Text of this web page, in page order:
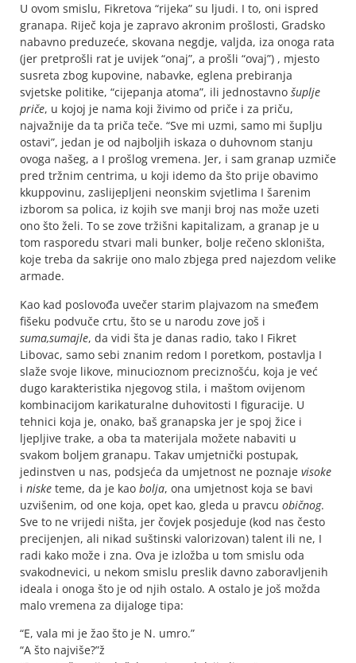
U ovom smislu, Fikretova “rijeka” su ljudi. I to, oni ispred
granapa. Riječ koja je zapravo akronim prošlosti, Gradsko
nabavno preduzeće, skovana negdje, valjda, iza onoga rata
(jer pretprošli rat je uvijek “onaj”, a prošli “ovaj”) , mjesto
susreta zbog kupovine, nabavke, eglena prebiranja
svjetske politike, “cijepanja atoma”, ili jednostavno šuplje
priče, u kojoj je nama koji živimo od priče i za priču,
najvažnije da ta priča teče. “Sve mi uzmi, samo mi šuplju
ostavi”, jedan je od najboljih iskaza o duhovnom stanju
ovoga našeg, a I prošlog vremena. Jer, i sam granap uzmiče
pred tržnim centrima, u koji idemo da što prije obavimo
kkuppovinu, zaslijepljeni neonskim svjetlima I šarenim
izborom sa polica, iz kojih sve manji broj nas može uzeti
ono što želi. To se zove tržišni kapitalizam, a granap je u
tom rasporedu stvari mali bunker, bolje rečeno skloništa,
koje treba da sakrije ono malo zbjega pred najezdom velike
armade.
Kao kad poslovođa uvečer starim plajvazom na smeđem
fišeku podvuče crtu, što se u narodu zove još i
suma,sumajle, da vidi šta je danas radio, tako I Fikret
Libovac, samo sebi znanim redom I poretkom, postavlja I
slaže svoje likove, minucioznom preciznošću, koja je već
dugo karakteristika njegovog stila, i maštom ovijenom
kombinacijom karikaturalne duhovitosti I figuracije. U
tehnici koja je, onako, baš granapska jer je spoj žice i
ljepljive trake, a oba ta materijala možete nabaviti u
svakom boljem granapu. Takav umjetnički postupak,
jedinstven u nas, podsjeća da umjetnost ne poznaje visoke
i niske teme, da je kao bolja, ona umjetnost koja se bavi
uzvišenim, od one koja, opet kao, gleda u pravcu običnog.
Sve to ne vrijedi ništa, jer čovjek posjeduje (kod nas često
precijenjen, ali nikad suštinski valorizovan) talent ili ne, I
radi kako može i zna. Ova je izložba u tom smislu oda
svakodnevici, u nekom smislu preslik davno zaboravljenih
ideala i onoga što je od njih ostalo. A ostalo je još možda
malo vremena za dijaloge tipa:
“E, vala mi je žao što je N. umro.”
“A što najviše?”ž